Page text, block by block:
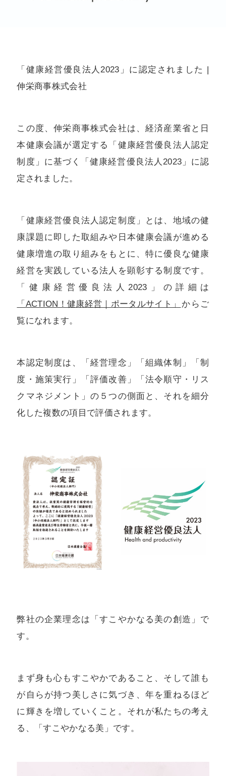
「健康経営優良法人2023」に認定されました |
伸栄商事株式会社
この度、伸栄商事株式会社は、経済産業省と日
本健康会議が選定する「健康経営優良法人認定
制度」に基づく「健康経営優良法人2023」に認
定されました。
「健康経営優良法人認定制度」とは、地域の健
康課題に即した取組みや日本健康会議が進める
健康増進の取り組みをもとに、特に優良な健康
経営を実践している法人を顕彰する制度です。
「健康経営優良法人2023」の詳細は
「ACTION！健康経営｜ポータルサイト」
からご
覧になれます。
本認定制度は、「経営理念」「組織体制」「制
度・施策実行」「評価改善」「法令順守・リス
クマネジメント」の５つの側面と、それを細分
化した複数の項目で評価されます。
弊社の企業理念は「すこやかなる美の創造」で
す。
まず身も心もすこやかであること、そして誰も
が自らが持つ美しさに気づき、年を重ねるほど
に輝きを増していくこと。それが私たちの考え
る、「すこやかなる美」です。